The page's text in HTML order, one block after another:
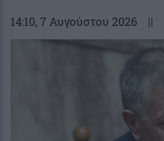
14:10, 7 Αυγούστου 2026 ||